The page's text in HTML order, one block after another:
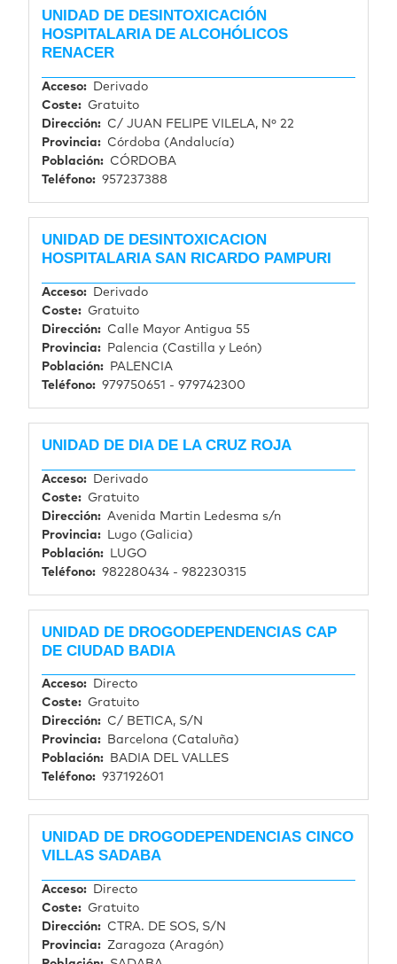
UNIDAD DE DESINTOXICACIÓN
HOSPITALARIA DE ALCOHÓLICOS
RENACER
Acceso
Derivado
Coste
Gratuito
Dirección
C/ JUAN FELIPE VILELA, Nº 22
Provincia
Córdoba (Andalucía)
Población
CÓRDOBA
Teléfono
957237388
UNIDAD DE DESINTOXICACION
HOSPITALARIA SAN RICARDO PAMPURI
Acceso
Derivado
Coste
Gratuito
Dirección
Calle Mayor Antigua 55
Provincia
Palencia (Castilla y León)
Población
PALENCIA
Teléfono
979750651 - 979742300
UNIDAD DE DIA DE LA CRUZ ROJA
Acceso
Derivado
Coste
Gratuito
Dirección
Avenida Martin Ledesma s/n
Provincia
Lugo (Galicia)
Población
LUGO
Teléfono
982280434 - 982230315
UNIDAD DE DROGODEPENDENCIAS CAP
DE CIUDAD BADIA
Acceso
Directo
Coste
Gratuito
Dirección
C/ BETICA, S/N
Provincia
Barcelona (Cataluña)
Población
BADIA DEL VALLES
Teléfono
937192601
UNIDAD DE DROGODEPENDENCIAS CINCO
VILLAS SADABA
Acceso
Directo
Coste
Gratuito
Dirección
CTRA. DE SOS, S/N
Provincia
Zaragoza (Aragón)
Página de ejemplo